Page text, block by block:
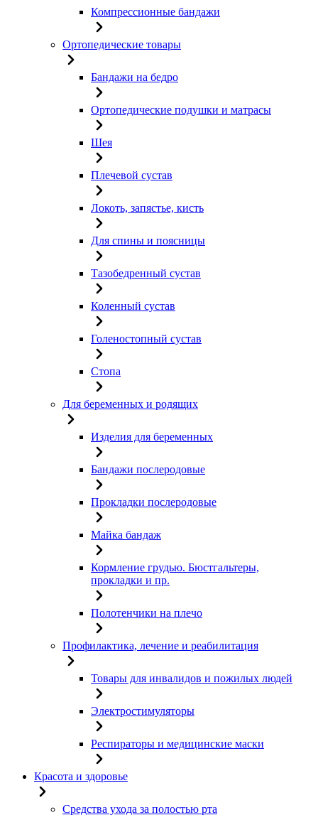
Компрессионные бандажи
Ортопедические товары
Бандажи на бедро
Ортопедические подушки и матрасы
Шея
Плечевой сустав
Локоть, запястье, кисть
Для спины и поясницы
Тазобедренный сустав
Коленный сустав
Голеностопный сустав
Стопа
Для беременных и родящих
Изделия для беременных
Бандажи послеродовые
Прокладки послеродовые
Майка бандаж
Кормление грудью. Бюстгальтеры,
прокладки и пр.
Полотенчики на плечо
Профилактика, лечение и реабилитация
Товары для инвалидов и пожилых людей
Электростимуляторы
Респираторы и медицинские маски
Красота и здоровье
Средства ухода за полостью рта